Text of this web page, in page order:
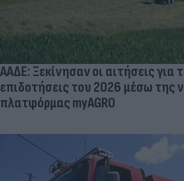
ΑΑΔΕ: Ξεκίνησαν οι αιτήσεις για
επιδοτήσεις του 2026 μέσω της
πλατφόρμας myAGRO